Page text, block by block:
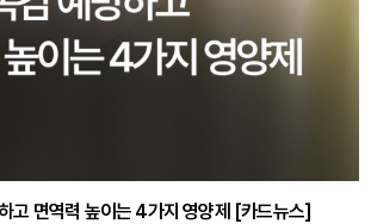
고 면역력 높이는 4가지 영양제 [카드뉴스]